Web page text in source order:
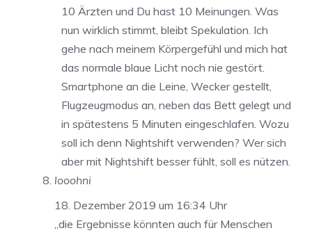
10 Ärzten und Du hast 10 Meinungen. Was
nun wirklich stimmt, bleibt Spekulation. Ich
gehe nach meinem Körpergefühl und mich hat
das normale blaue Licht noch nie gestört.
Smartphone an die Leine, Wecker gestellt,
Flugzeugmodus an, neben das Bett gelegt und
in spätestens 5 Minuten eingeschlafen. Wozu
soll ich denn Nightshift verwenden? Wer sich
aber mit Nightshift besser fühlt, soll es nützen.
looohni
18. Dezember 2019 um 16:34 Uhr
„die Ergebnisse könnten auch für Menschen